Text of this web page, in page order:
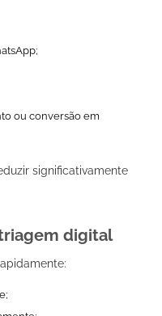
ou conversão em
significativamente
digital